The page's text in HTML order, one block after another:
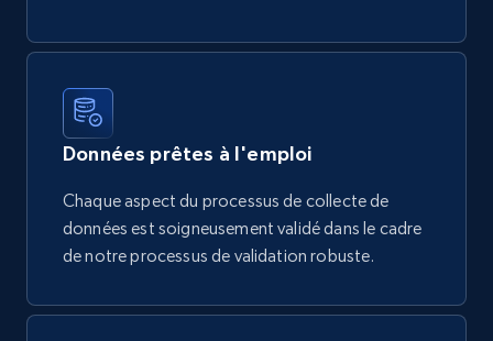
Données prêtes à l'emploi
Chaque aspect du processus de collecte de
données est soigneusement validé dans le cadre
de notre processus de validation robuste.